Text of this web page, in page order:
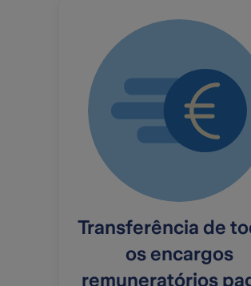
Transferência de
os encargos
remuneratórios